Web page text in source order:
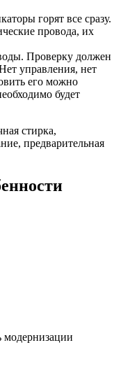
горят все сразу.
провода, их
Проверку должен
управления, нет
его можно
будет
стирка,
предварительная
модернизации